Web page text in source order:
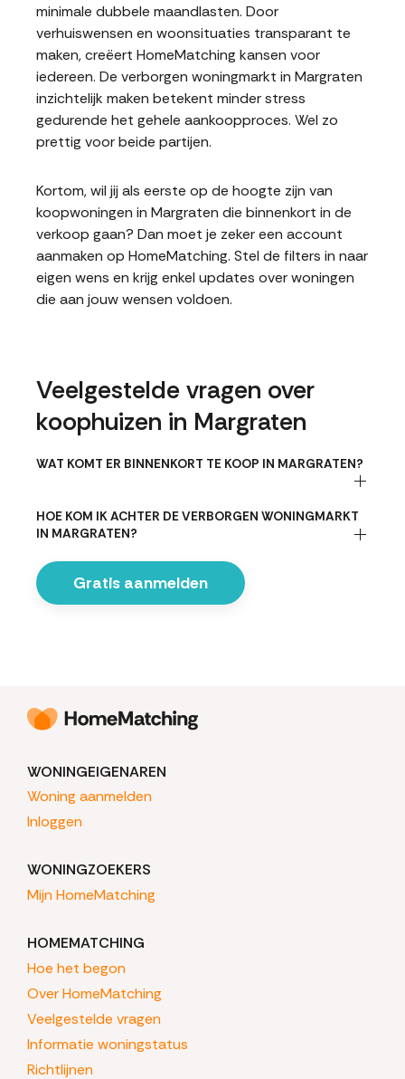
minimale dubbele maandlasten. Door
verhuiswensen en woonsituaties transparant te
maken, creëert HomeMatching kansen voor
iedereen. De verborgen woningmarkt in Margraten
inzichtelijk maken betekent minder stress
gedurende het gehele aankoopproces. Wel zo
prettig voor beide partijen.
Kortom, wil jij als eerste op de hoogte zijn van
koopwoningen in Margraten die binnenkort in de
verkoop gaan? Dan moet je zeker een account
aanmaken op HomeMatching. Stel de filters in naar
eigen wens en krijg enkel updates over woningen
die aan jouw wensen voldoen.
Veelgestelde vragen over
koophuizen in Margraten
WAT KOMT ER BINNENKORT TE KOOP IN MARGRATEN?
HOE KOM IK ACHTER DE VERBORGEN WONINGMARKT
IN MARGRATEN?
Gratis aanmelden
WONINGEIGENAREN
Woning aanmelden
Inloggen
WONINGZOEKERS
Mijn HomeMatching
HOMEMATCHING
Hoe het begon
Over HomeMatching
Veelgestelde vragen
Informatie woningstatus
Richtlijnen